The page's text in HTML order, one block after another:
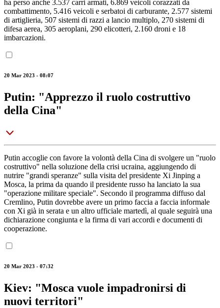
ha perso anche 3.537 carri armati, 6.869 veicoli corazzati da
combattimento, 5.416 veicoli e serbatoi di carburante, 2.577 sistemi
di artiglieria, 507 sistemi di razzi a lancio multiplo, 270 sistemi di
difesa aerea, 305 aeroplani, 290 elicotteri, 2.160 droni e 18
imbarcazioni.
20 Mar 2023 - 08:07
Putin: "Apprezzo il ruolo costruttivo
della Cina"
Putin accoglie con favore la volontà della Cina di svolgere un "ruolo
costruttivo" nella soluzione della crisi ucraina, aggiungendo di
nutrire "grandi speranze" sulla visita del presidente Xi Jinping a
Mosca, la prima da quando il presidente russo ha lanciato la sua
"operazione militare speciale". Secondo il programma diffuso dal
Cremlino, Putin dovrebbe avere un primo faccia a faccia informale
con Xi già in serata e un altro ufficiale martedì, al quale seguirà una
dichiarazione congiunta e la firma di vari accordi e documenti di
cooperazione.
20 Mar 2023 - 07:32
Kiev: "Mosca vuole impadronirsi di
nuovi territori"